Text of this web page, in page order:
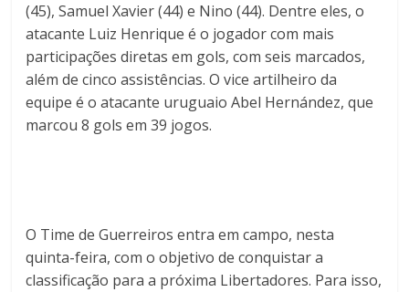
(45), Samuel Xavier (44) e Nino (44). Dentre eles, o
atacante Luiz Henrique é o jogador com mais
participações diretas em gols, com seis marcados,
além de cinco assistências. O vice artilheiro da
equipe é o atacante uruguaio Abel Hernández, que
marcou 8 gols em 39 jogos.
O Time de Guerreiros entra em campo, nesta
quinta-feira, com o objetivo de conquistar a
classificação para a próxima Libertadores. Para isso,